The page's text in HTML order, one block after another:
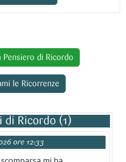
Pensiero di Ricordo
le Ricorrenze
di Ricordo (1)
ore 12:33